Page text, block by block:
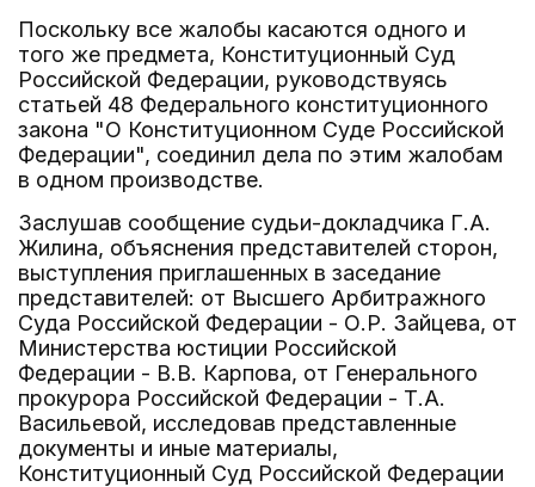
Поскольку все жалобы касаются одного и
того же предмета, Конституционный Суд
Российской Федерации, руководствуясь
статьей 48 Федерального конституционного
закона "О Конституционном Суде Российской
Федерации", соединил дела по этим жалобам
в одном производстве.
Заслушав сообщение судьи-докладчика Г.А.
Жилина, объяснения представителей сторон,
выступления приглашенных в заседание
представителей: от Высшего Арбитражного
Суда Российской Федерации - О.Р. Зайцева, от
Министерства юстиции Российской
Федерации - В.В. Карпова, от Генерального
прокурора Российской Федерации - Т.А.
Васильевой, исследовав представленные
документы и иные материалы,
Конституционный Суд Российской Федерации